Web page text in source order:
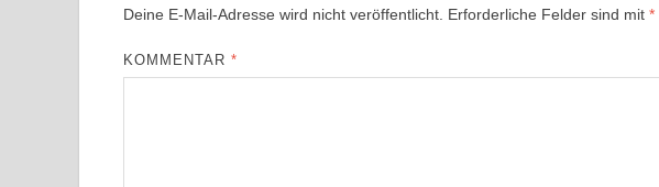
Deine E-Mail-Adresse wird nicht veröffentlicht. Erforderliche Felder sind mit *
KOMMENTAR*